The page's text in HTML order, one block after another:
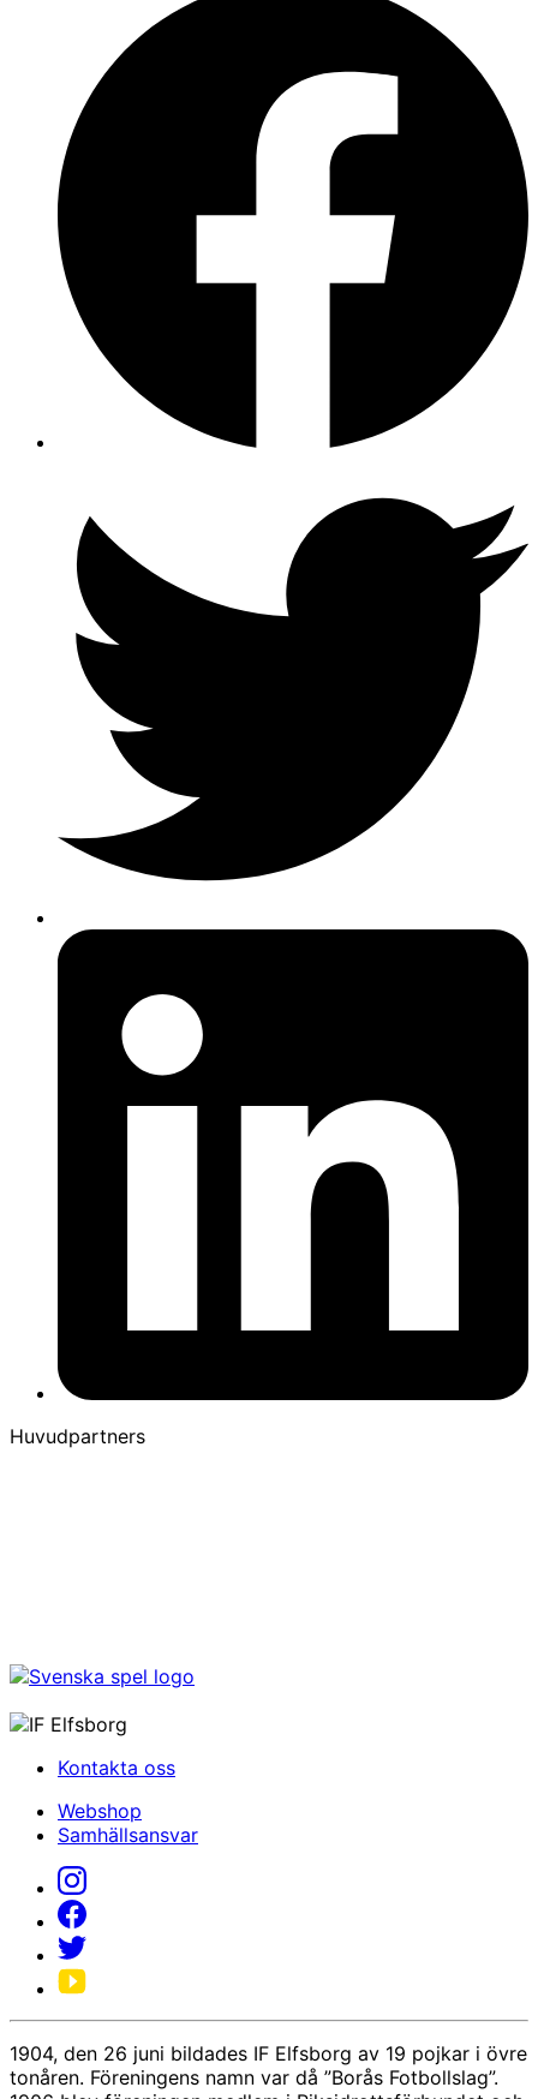
Huvudpartners
Kontakta oss
Webshop
Samhällsansvar
1904, den 26 juni bildades IF Elfsborg av 19 pojkar i övre
tonåren. Föreningens namn var då ”Borås Fotbollslag”.